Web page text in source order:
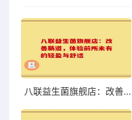
八联益生菌旗舰店：改善肠道，体验前所未有的轻盈与舒适